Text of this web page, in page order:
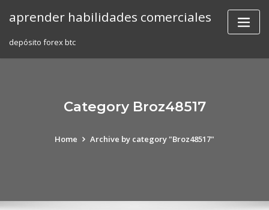
aprender habilidades comerciales
depósito forex btc
Category Broz48517
Home Archive by category "Broz48517"